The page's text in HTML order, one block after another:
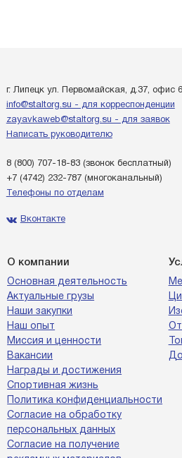
г. Липецк ул. Первомайская, д.37, офис 6
info@staltorg.su - для корреспонденции
zayavkaweb@staltorg.su - для заявок
Написать руководителю
8 (800) 707-18-83(звонок бесплатный)
+7 (4742) 232-787(многоканальный)
Телефоны по отделам
Вконтакте
О компании
Основная деятельность
Актуальные грузы
Наши закупки
Наш опыт
Миссия и ценности
Вакансии
Награды и достижения
Спортивная жизнь
Политика конфиденциальности
Согласие на обработку
персональных данных
Согласие на получение